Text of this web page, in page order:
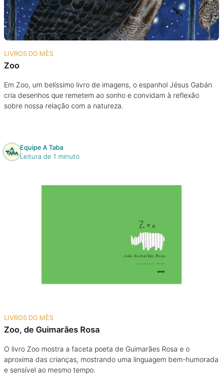
Podcast
Assine
Taba na Escola
LIVROS DO MÊS
Zoo
Em Zoo, um belíssimo livro de imagens, o espanhol Jésus Gabán
cria desenhos que remetem ao sonho e convidam à reflexão
sobre nossa relação com a natureza.
Equipe A Taba
Leitura de 1 minuto
LIVROS DO MÊS
Zoo, de Guimarães Rosa
O livro Zoo mostra a faceta poeta de Guimarães Rosa e o
aproxima das crianças, mostrando uma linguagem bem-humorada
e sensível ao mesmo tempo.